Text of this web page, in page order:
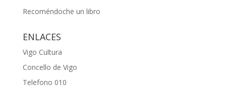
Recoméndoche un libro
ENLACES
Vigo Cultura
Concello de Vigo
Telefono 010